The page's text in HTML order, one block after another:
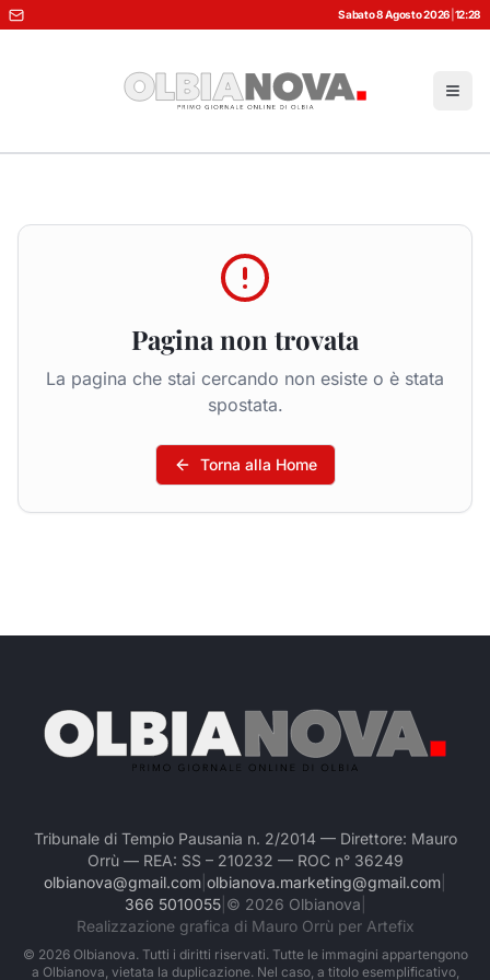
Sabato 8 Agosto 2026 12:28
Pagina non trovata
La pagina che stai cercando non esiste o è stata
spostata.
Torna alla Home
Tribunale di Tempio Pausania n. 2/2014 — Direttore: Mauro
Orrù — REA: SS – 210232 — ROC n° 36249
olbianova@gmail.com olbianova.marketing@gmail.com
366 5010055| © 2026 Olbianova
Realizzazione grafica di Mauro Orrù per Artefix
© 2026Olbianova. Tutti i diritti riservati. Tutte le immagini appartengono
a Olbianova, vietata la duplicazione. Nel caso, a titolo esemplificativo,